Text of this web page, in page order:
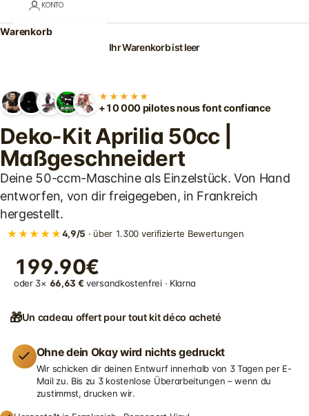
KONTO
Warenkorb
Ihr Warenkorb ist leer
★★★★★
+10 000 pilotes nous font confiance
Deko-Kit Aprilia 50cc |
Maßgeschneidert
Deine 50-ccm-Maschine als Einzelstück. Von Hand
entworfen, von dir freigegeben, in Frankreich
hergestellt.
★★★★★4,9/5 · über 1.300 verifizierte Bewertungen
199.90€
oder 3× 66,63 € versandkostenfrei · Klarna
🎁Un cadeau offert pour tout kit déco acheté
Ohne dein Okay wird nichts gedruckt
Wir schicken dir deinen Entwurf innerhalb von 3 Tagen per E-
Mail zu. Bis zu 3 kostenlose Überarbeitungen – wenn du
zustimmst, drucken wir.